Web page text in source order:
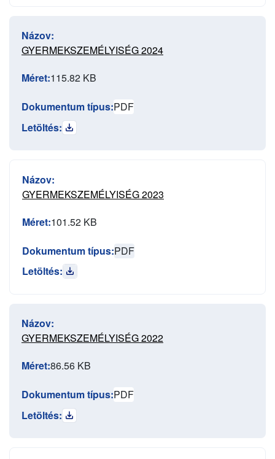
Názov:
GYERMEKSZEMÉLYISÉG 2024
Méret:115.82 KB
Dokumentum típus:PDF
Letöltés:
Názov:
GYERMEKSZEMÉLYISÉG 2023
Méret:101.52 KB
Dokumentum típus:PDF
Letöltés:
Názov:
GYERMEKSZEMÉLYISÉG 2022
Méret:86.56 KB
Dokumentum típus:PDF
Letöltés: